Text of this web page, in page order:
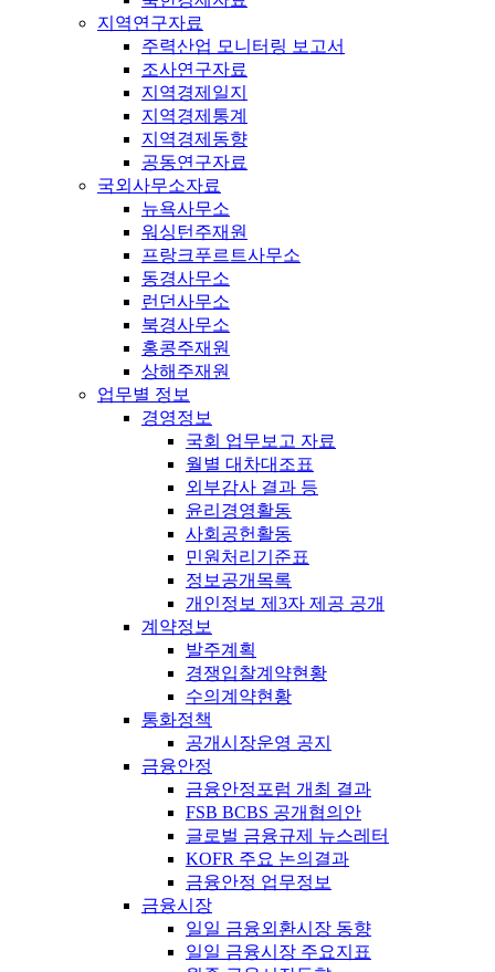
지역연구자료
주력산업 모니터링 보고서
조사연구자료
지역경제일지
지역경제통계
지역경제동향
공동연구자료
국외사무소자료
뉴욕사무소
워싱턴주재원
프랑크푸르트사무소
동경사무소
런던사무소
북경사무소
홍콩주재원
상해주재원
업무별 정보
경영정보
국회 업무보고 자료
월별 대차대조표
외부감사 결과 등
윤리경영활동
사회공헌활동
민원처리기준표
정보공개목록
개인정보 제3자 제공 공개
계약정보
발주계획
경쟁입찰계약현황
수의계약현황
통화정책
공개시장운영 공지
금융안정
금융안정포럼 개최 결과
FSB BCBS 공개협의안
글로벌 금융규제 뉴스레터
KOFR 주요 논의결과
금융안정 업무정보
금융시장
일일 금융외환시장 동향
일일 금융시장 주요지표